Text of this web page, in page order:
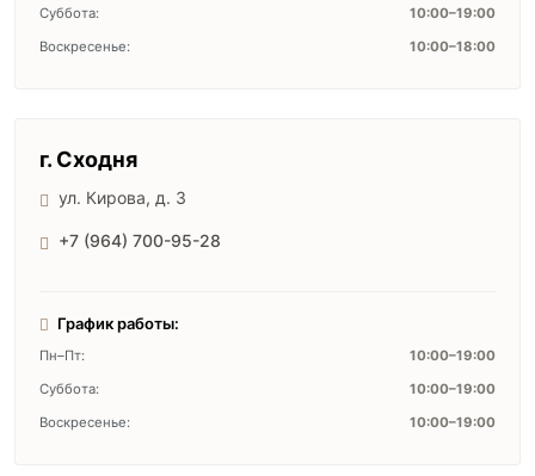
Суббота:
10:00–19:00
Воскресенье:
10:00–18:00
г. Сходня
ул. Кирова, д. 3
+7 (964) 700-95-28
График работы:
Пн–Пт:
10:00–19:00
Суббота:
10:00–19:00
Воскресенье:
10:00–19:00